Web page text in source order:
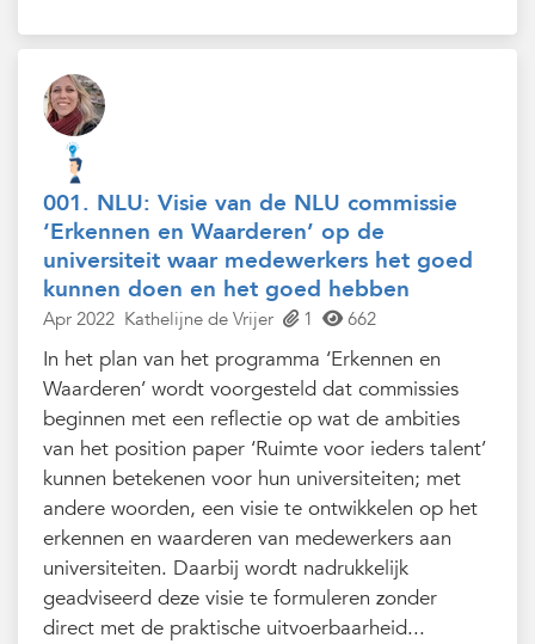
001. NLU: Visie van de NLU commissie
‘Erkennen en Waarderen’ op de
universiteit waar medewerkers het goed
kunnen doen en het goed hebben
Apr 2022 Kathelijne de Vrijer 1 662
In het plan van het programma ‘Erkennen en
Waarderen’ wordt voorgesteld dat commissies
beginnen met een reflectie op wat de ambities
van het position paper ‘Ruimte voor ieders talent’
kunnen betekenen voor hun universiteiten; met
andere woorden, een visie te ontwikkelen op het
erkennen en waarderen van medewerkers aan
universiteiten. Daarbij wordt nadrukkelijk
geadviseerd deze visie te formuleren zonder
direct met de praktische uitvoerbaarheid...